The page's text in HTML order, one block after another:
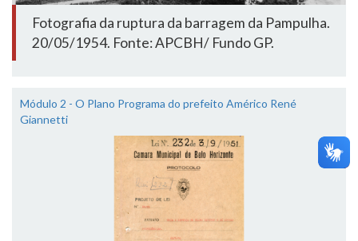
Fotografia da ruptura da barragem da Pampulha.
20/05/1954. Fonte: APCBH/ Fundo GP.
Módulo 2 - O Plano Programa do prefeito Américo René
Giannetti